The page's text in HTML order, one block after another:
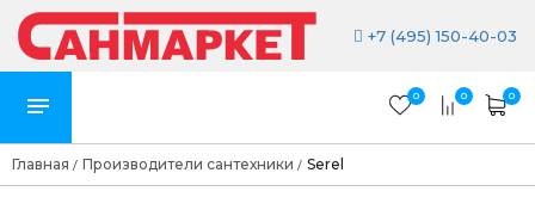
+7 (495) 150-40-03
0 0 0
Главная / Производители сантехники / Serel